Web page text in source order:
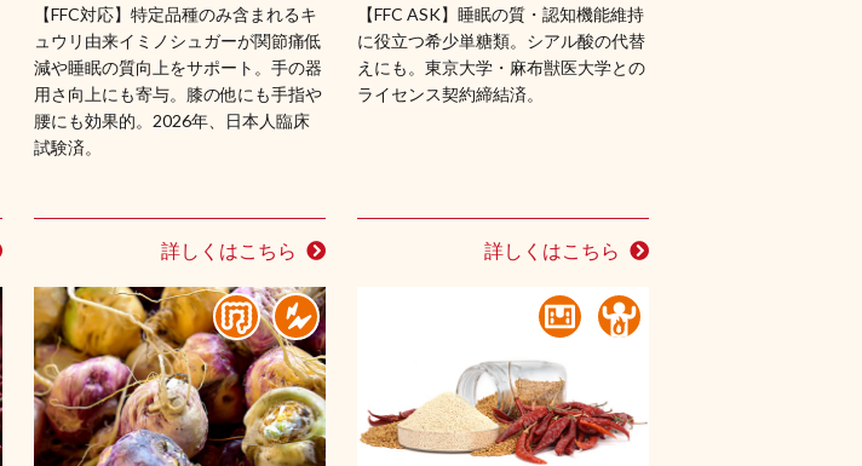
【FFC対応】特定品種のみ含まれるキ
ュウリ由来イミノシュガーが関節痛低
減や睡眠の質向上をサポート。手の器
用さ向上にも寄与。膝の他にも手指や
腰にも効果的。2026年、日本人臨床
試験済。
詳しくはこちら
【FFC ASK】睡眠の質・認知機能維持
に役立つ希少単糖類。シアル酸の代替
えにも。東京大学・麻布獣医大学との
ライセンス契約締結済。
詳しくはこちら